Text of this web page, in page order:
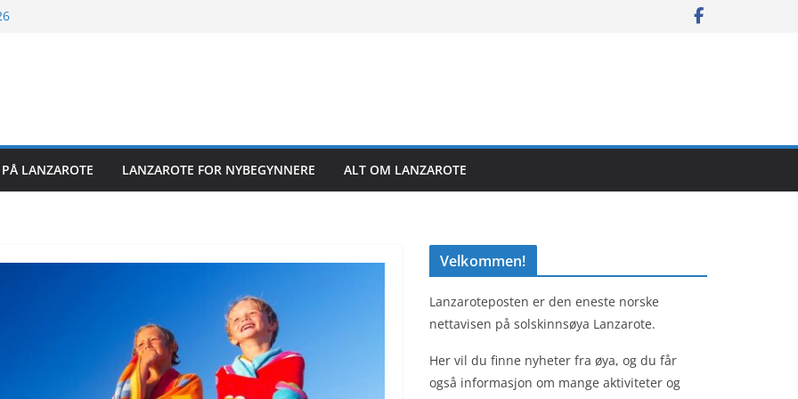
LANZAROTE LANZAROTE FOR NYBEGYNNERE ALT OM LANZAROTE
Velkommen!
Lanzaroteposten er den eneste norske
nettavisen på solskinnsøya Lanzarote.
Her vil du finne nyheter fra øya, og du får
også informasjon om mange aktiviteter og